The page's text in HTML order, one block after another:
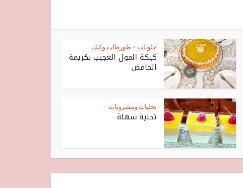
حلويات • طورطات وكيك
كيكة المول العجيب بكريمة
الحامض
تحليات ومشروبات
تحلية سهلة